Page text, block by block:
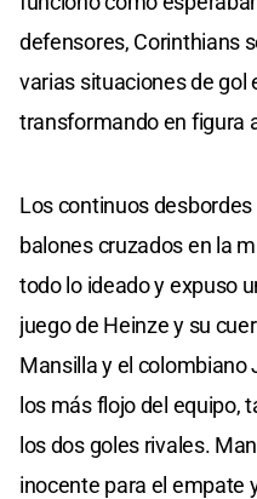
defensores, Corinthians
varias situaciones de gol
transformando en figura
Los continuos
balones cruzados en la
todo lo ideado y expuso
juego de Heinze y su
Mansilla y el
los más flojo del equipo,
los dos goles rivales.
inocente para el empate